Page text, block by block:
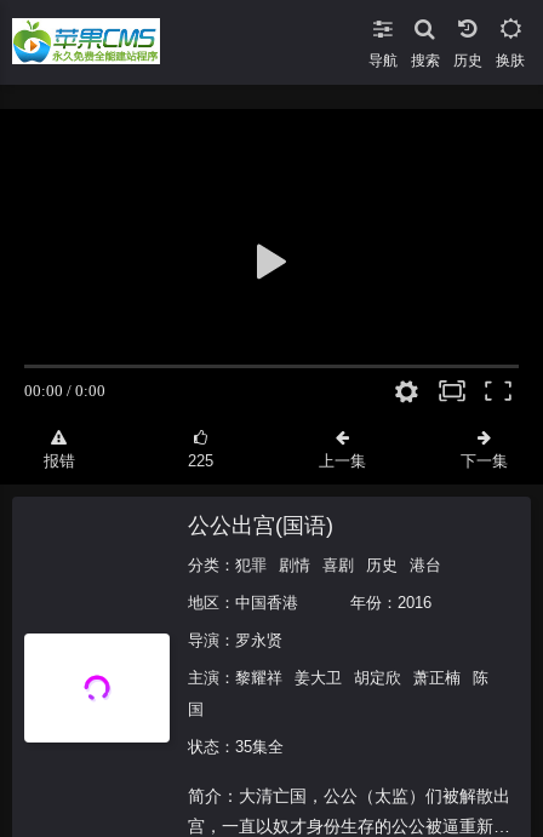
导航 搜索 换肤
报错 225 上一集 下一集
公公出宫(国语)
分类： 犯罪 剧情 喜剧 历史 港台
地区： 中国香港 年份： 2016
导演： 罗永贤
主演： 黎耀祥 姜大卫 胡定欣 萧正楠
陈
国
状态：35集全
简介：大清亡国，公公（太监）们被解散出
宫，一直以奴才身份生存的公公被逼重新学